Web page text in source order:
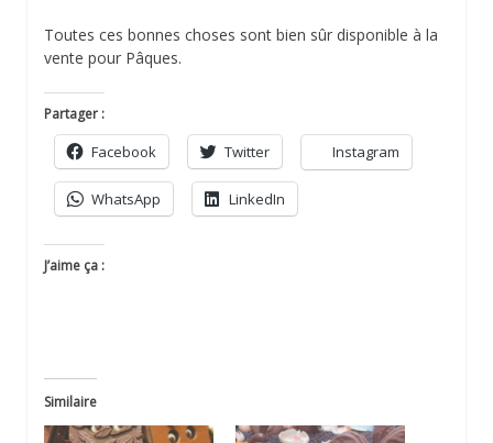
Toutes ces bonnes choses sont bien sûr disponible à la
vente pour Pâques.
Partager :
Facebook Twitter Instagram
WhatsApp LinkedIn
J’aime ça :
Similaire